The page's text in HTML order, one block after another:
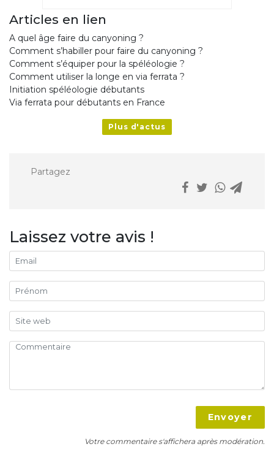
Articles en lien
A quel âge faire du canyoning ?
Comment s’habiller pour faire du canyoning ?
Comment s’équiper pour la spéléologie ?
Comment utiliser la longe en via ferrata ?
Initiation spéléologie débutants
Via ferrata pour débutants en France
Plus d'actus
Partagez
Laissez votre avis !
Envoyer
Votre commentaire s'affichera après modération.